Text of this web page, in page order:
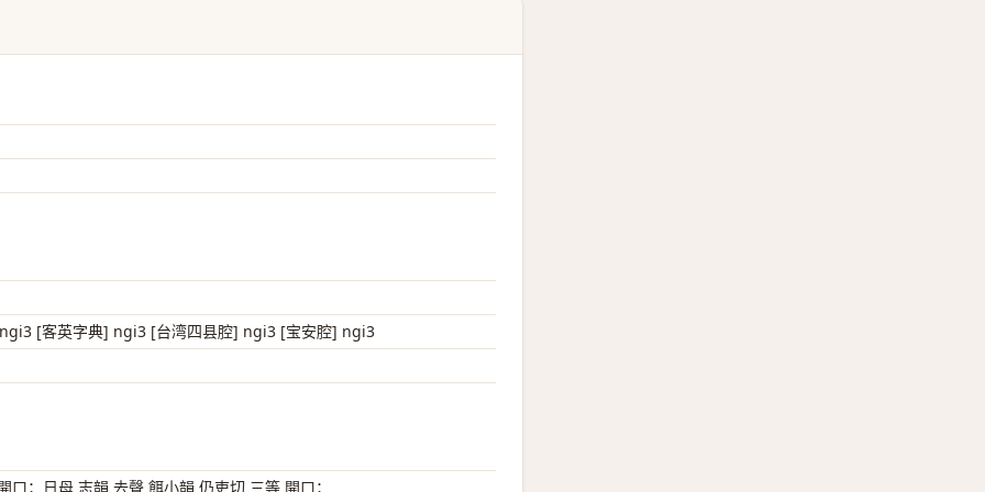
[客英字典] ngi3 [台湾四县腔] ngi3 [宝安腔] ngi3
；日母 志韻 去聲 餌小韻 仍吏切 三等 開口；